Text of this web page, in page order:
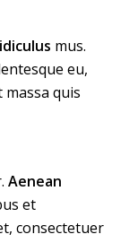
mus.
eu,
quis
Aenean
et
consectetuer